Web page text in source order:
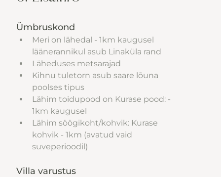
Ümbruskond
Meri on lähedal - 1km kaugusel
läänerannikul asub Linaküla rand
Läheduses metsarajad
Kihnu tuletorn asub saare lõuna
poolses tipus
Lähim toidupood on Kurase pood: -
1km kaugusel
Lähim söögikoht/kohvik: Kurase
kohvik - 1km (avatud vaid
suveperioodil)
Villa varustus